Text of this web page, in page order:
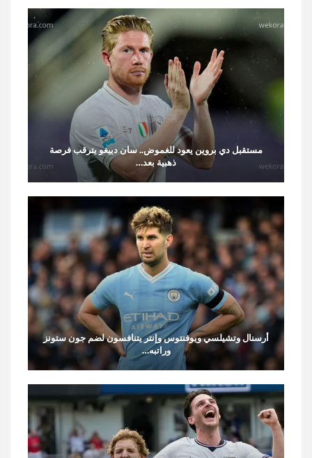
مستقبل دي بروين يعود للغموض.. سان دييغو يترقب فرصة
ذهبية بعد…
أرسنال وتشيلسي ويوفنتوس وإنتر يتنافسون لضم جون ستونز
وراتبه…